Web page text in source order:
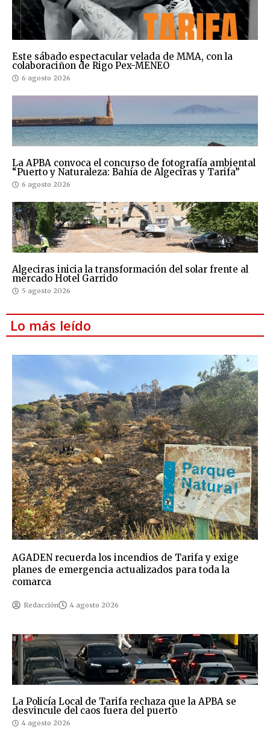
Este sábado espectacular velada de MMA, con la
colaboraciñon de Rigo Pex-MENEO
6 agosto 2026
La APBA convoca el concurso de fotografía ambiental
“Puerto y Naturaleza: Bahía de Algeciras y Tarifa”
6 agosto 2026
Algeciras inicia la transformación del solar frente al
mercado Hotel Garrido
5 agosto 2026
Lo más leído
AGADEN recuerda los incendios de Tarifa y exige
planes de emergencia actualizados para toda la
comarca
Redacción 4 agosto 2026
La Policía Local de Tarifa rechaza que la APBA se
desvincule del caos fuera del puerto
4 agosto 2026